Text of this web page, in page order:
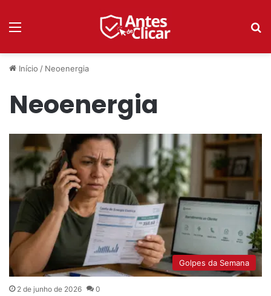
Início / Neoenergia
Neoenergia
Golpes da Semana
2 de junho de 2026 0